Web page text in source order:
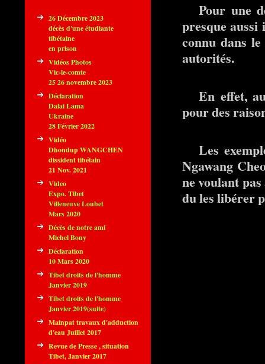
26 Décembre 2023
décès d'une étudiante
tibétaine
en prison
Vidéos Photos
Vic-le-comte
25 26 novembre 2023
Déclaration
Dalai Lama
Ukraine
28 Février 2022
Vidéo
Dhondup WANGCHEN
dissident tibétain
21 Nov. 2021
Video
Expo. Tibet
Villeneuve Loubet
Mars 2020
Décès de notre ami
Michel Bony
Déclaration
10 Mars 2020
Tibet droits de l'homme
Janvier 2019
Tibet droits de l'homme
Janvier 2019(suite)
Mainpat travaux d'adduction
d'eau Juillet 2017
Revue de Presse , situation
Tibet, Janvier 2017
Pour une
presque
connu dans
autorités.
En effet,
pour des
Les
Ngawang
ne voulant
du les libérer